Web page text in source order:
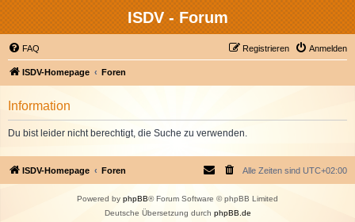
ISDV - Forum
FAQ Anmelden
Registrieren
ISDV-Homepage Foren
Information
Du bist leider nicht berechtigt, die Suche zu verwenden.
ISDV-Homepage Foren Alle Zeiten sind UTC+02:00
Powered by phpBB® Forum Software © phpBB Limited
Deutsche Übersetzung durch phpBB.de